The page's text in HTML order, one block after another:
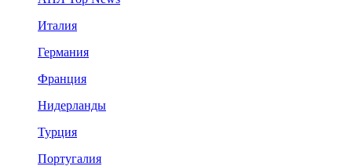
Италия
Германия
Франция
Нидерланды
Турция
Португалия